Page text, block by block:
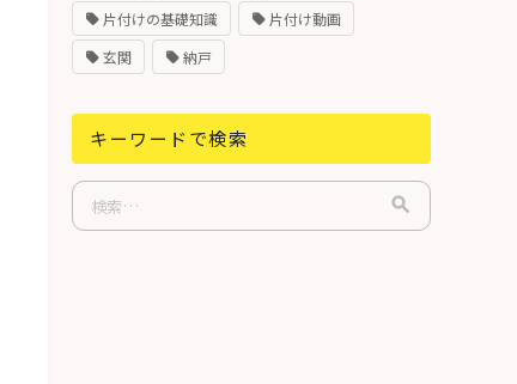
片付けの基礎知識
片付け動画
玄関
納戸
キーワードで検索